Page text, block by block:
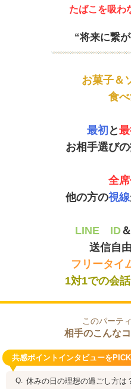
たばこを吸わ
“将来に繋
お菓子＆
食
最初 と
お相手選び
全
他の方の視線
LINE ID＆
送信自
フリータイ
1対1での会
このパーテ
相手のこんな
共感ポイントインタビューをPICK
休みの日の理想の過ごし方は